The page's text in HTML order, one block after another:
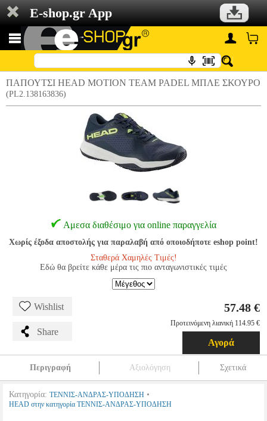
E-shop.gr App
ΠΑΠΟΥΤΣΙ HEAD MOTION TEAM PADEL ΜΠΛΕ ΣΚΟΥΡΟ
(PL2.138163836)
Αμεσα διαθέσιμο για online παραγγελία
Χωρίς έξοδα αποστολής για παραλαβή από οποιοδήποτε eshop point!
Σταθερά Χαμηλές Τιμές!
Εδώ θα βρείτε κάθε μέρα τις πιο ανταγωνιστικές τιμές
Wishlist
Share
57.48 €
Προτεινόμενη λιανική 114.95 €
Αγορά
Περιγραφή Αξιολόγηση Σχετικά
Κατηγορία: ΤΕΝΝΙΣ-ΑΝΔΡΑΣ-ΥΠΟΔΗΣΗ •
HEAD στην κατηγορία ΤΕΝΝΙΣ-ΑΝΔΡΑΣ-ΥΠΟΔΗΣΗ